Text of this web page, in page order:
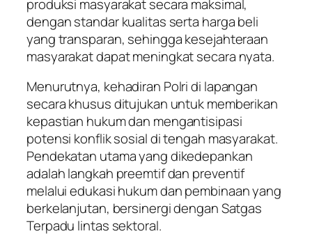
produksi masyarakat secara maksimal,
dengan standar kualitas serta harga beli
yang transparan, sehingga kesejahteraan
masyarakat dapat meningkat secara nyata.
Menurutnya, kehadiran Polri di lapangan
secara khusus ditujukan untuk memberikan
kepastian hukum dan mengantisipasi
potensi konflik sosial di tengah masyarakat.
Pendekatan utama yang dikedepankan
adalah langkah preemtif dan preventif
melalui edukasi hukum dan pembinaan yang
berkelanjutan, bersinergi dengan Satgas
Terpadu lintas sektoral.